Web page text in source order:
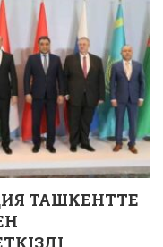
ТАШКЕНТТЕ